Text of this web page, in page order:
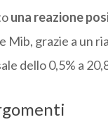
una reazione
grazie a un
dello 0,5% a